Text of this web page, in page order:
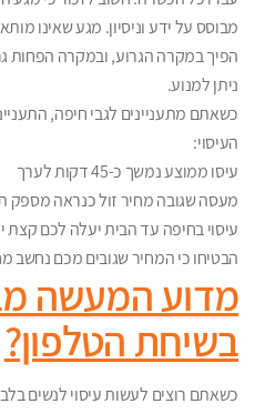
מבוסס על ידע וניסיון. מגע שאינו
הפיך במקרה הגרוע, ובמקרה הפחות
ניתן למנוע.
כשאתם מתעניינים לגבי חיפה,
העיסוי:
עיסו ממוצע נמשך כ-45 דקות לערך
מעסה שגובה מחיר זול כנראה מספק
עיסוי בחיפה עד הבית יעלה לכם קצת
הבטיחו כי המחיר שגובים מכם נחשב
מדוע המעשה
בשיחת הטלפון?
כשאתם רוצים לעשות עיסוי לנשים